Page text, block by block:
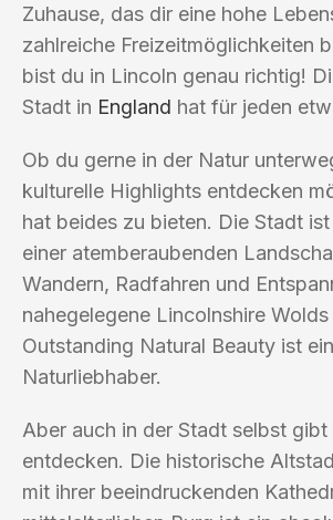
Zuhause, das dir eine hohe
zahlreiche Freizeitmöglichkeiten
bist du in Lincoln genau richtig!
Stadt in England hat für jeden
Ob du gerne in der Natur
kulturelle Highlights entdecken
hat beides zu bieten. Die Stadt
einer atemberaubenden
Wandern, Radfahren und
nahegelegene Lincolnshire
Outstanding Natural Beauty ist
Naturliebhaber.
Aber auch in der Stadt selbst gibt
entdecken. Die historische
mit ihrer beeindruckenden